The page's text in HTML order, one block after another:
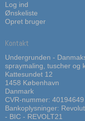
Log ind
Ønskeliste
Opret bruger
Kontakt
Undergrunden -
spraymaling, tuscher og
Kattesundet 12
1458 København
Danmark
CVR-nummer: 40194649
Bankoplysninger:
- BIC - REVOLT21